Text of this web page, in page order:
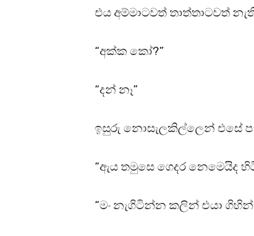
එය අම්මාටවත් තාත්තාටවත්
“අක්ක කෝ?”
“දන් නෑ”
ඉසුරු නොසැලකිල්ලෙන් එසේ
“ඇය තමුසෙ ගෙදර නෙමෙයිද
“මං නැගිටින්න කලින් එයා